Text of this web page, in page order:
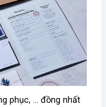
phục, … đồng nhất